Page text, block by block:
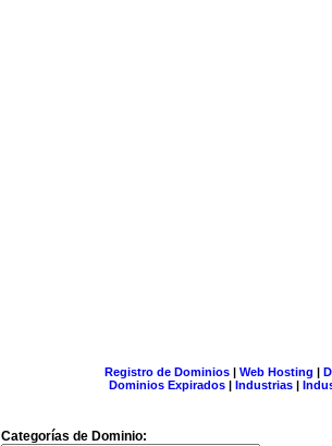
Registro de Dominios| Web Hosting |
Dominios Expirados | Industrias |
Categorías de Dominio: